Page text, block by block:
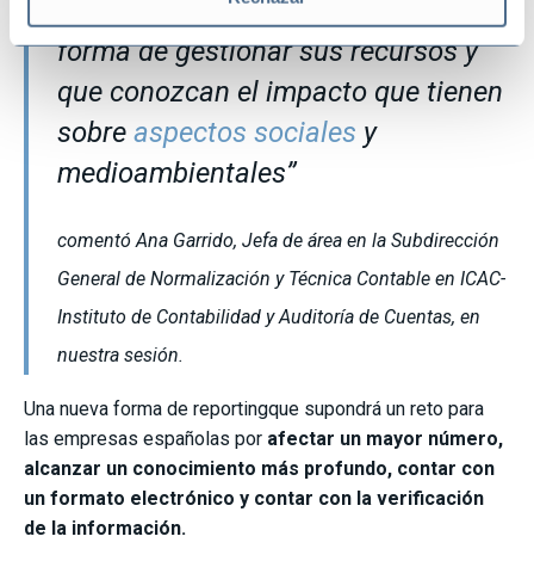
las empresas cambien realmente su
forma de gestionar sus recursos y
que conozcan el impacto que tienen
sobre aspectos sociales y
medioambientales”
comentó Ana Garrido, Jefa de área en la Subdirección
General de Normalización y Técnica Contable en ICAC-
Instituto de Contabilidad y Auditoría de Cuentas, en
nuestra sesión.
Una nueva forma de reportingque supondrá un reto para
las empresas españolas por afectar un mayor número,
alcanzar un conocimiento más profundo, contar con
un formato electrónico y contar con la verificación
de la información.